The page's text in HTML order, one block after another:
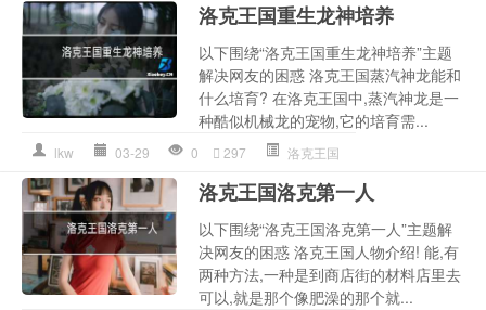
洛克王国重生龙神培养
以下围绕“洛克王国重生龙神培养”主题
解决网友的困惑 洛克王国蒸汽神龙能和
什么培育? 在洛克王国中,蒸汽神龙是一
种酷似机械龙的宠物,它的培育需...
lkw 03-29 0 297 洛克王国
洛克王国洛克第一人
以下围绕“洛克王国洛克第一人”主题解
决网友的困惑 洛克王国人物介绍! 能,有
两种方法,一种是到商店街的材料店里去
可以,就是那个像肥澡的那个就...